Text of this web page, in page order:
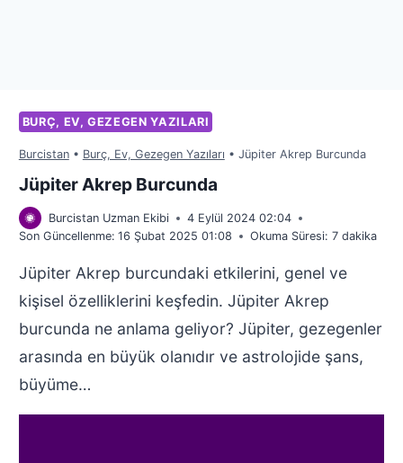
BURÇ, EV, GEZEGEN YAZILARI
Burcistan• Burç, Ev, Gezegen Yazıları • Jüpiter Akrep Burcunda
Jüpiter Akrep Burcunda
Burcistan Uzman Ekibi
4 Eylül 2024 02:04
Son Güncellenme: 16 Şubat 2025 01:08 Okuma Süresi: 7 dakika
Jüpiter Akrep burcundaki etkilerini, genel ve
kişisel özelliklerini keşfedin. Jüpiter Akrep
burcunda ne anlama geliyor? Jüpiter, gezegenler
arasında en büyük olanıdır ve astrolojide şans,
büyüme…